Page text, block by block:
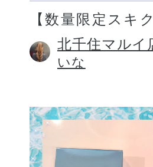
【数量限定スキ
北千住マルイ
いな